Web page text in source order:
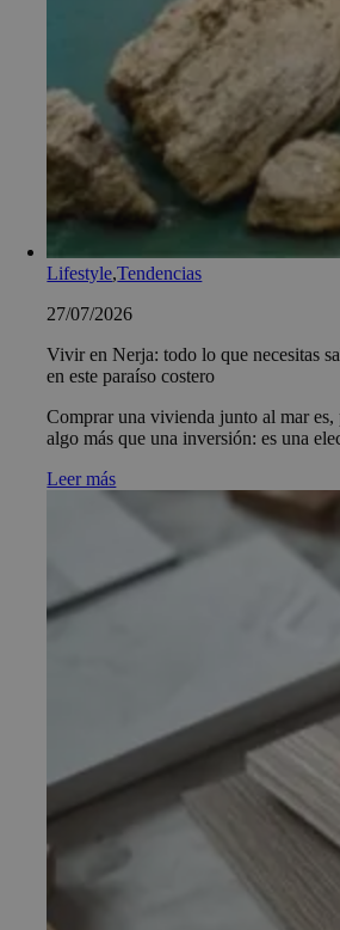
Lifestyle,Tendencias
27/07/2026
Vivir en Nerja: todo lo que necesitas
en este paraíso costero
Comprar una vivienda junto al mar es,
algo más que una inversión: es una
Leer más